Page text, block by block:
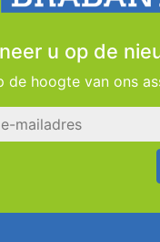
u op de
de hoogte van ons